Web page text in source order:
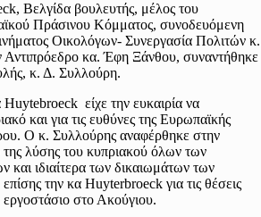
Βελγίδα βουλευτής, μέλος του
Πράσινου Κόμματος, συνοδευόμενη
Οικολόγων- Συνεργασία Πολιτών κ.
Αντιπρόεδρο κα. Έφη Ξάνθου, συναντήθηκε
κ. Δ. Συλλούρη.
είχε την ευκαιρία να
και για τις ευθύνες της Ευρωπαϊκής
Ο κ. Συλλούρης αναφέρθηκε στην
λύσης του κυπριακού όλων των
και ιδιαίτερα των δικαιωμάτων των
την κα Huyterbroeck για τις θέσεις
στο Ακούγιου.